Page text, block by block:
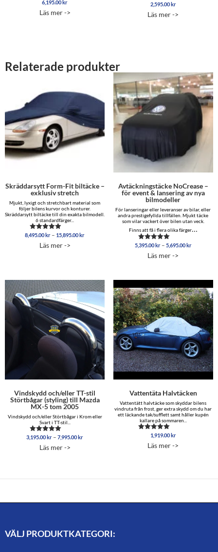
Betygsatt
av 5
6,195.00 kr
Läs mer ->
2,595.00kr
Läs mer ->
Relaterade produkter
Skräddarsytt Form-Fit biltäcke –
exklusiv stretch
Mjukt, lyxigt och stretchbart material som
följer bilens kurvor och konturer.
Skräddarsytt biltäcke till din exakta bilmodell.
6 standardfärger...
Betygsatt
av 5
8,495.00kr – 15,895.00krPrisintervall:
Läs mer ->
Avtäckningstäcke NoCrease –
för event & lansering av nya
bilmodeller
För lanseringar eller leveranser av bilar, eller
andra prestigefyllda tillfällen. Mjukt täcke
som vilar vackert över bilen utan veck.
Finns att få i flera olika färger…
Betygsatt
av 5
5,395.00kr – 5,695.00kr
Läs mer ->
Vindskydd och/eller TT-stil
Störtbågar (styling) till Mazda
MX-5 tom 2005
Vindskydd och/eller Störtbågar i Krom eller
Svart i TT-stil...
Betygsatt
av 5
3,195.00 kr – 7,995.00 krPrisintervall:
Läs mer ->
Vattentäta Halvtäcken
Vattentätt halvtäcke som skyddar bilens
vindruta från frost, ger extra skydd om du har
ett läckande tak/sufflett samt håller kupén
kallare på sommaren...
Betygsatt
av 5
1,919.00 kr
Läs mer ->
VÄLJ PRODUKTKATEGORI: